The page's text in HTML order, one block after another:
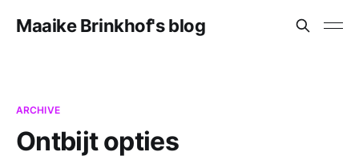
Maaike Brinkhof's blog
ARCHIVE
Ontbijt opties